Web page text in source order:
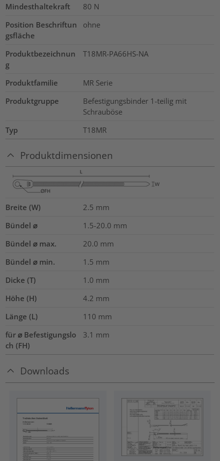
Mindesthaltekraft
80 N
Position Beschriftun
gsfläche
ohne
Produktbezeichnun
g
T18MR-PA66HS-NA
Produktfamilie
MR Serie
Produktgruppe
Befestigungsbinder 1-teilig mit
Schrauböse
Typ
T18MR
Produktdimensionen
Breite (W) 2.5 mm
Bündel ⌀
1.5-20.0 mm
Bündel ⌀ max.
20.0 mm
Bündel ⌀ min.
1.5 mm
Dicke (T)
1.0 mm
Höhe (H)
4.2 mm
Länge (L)
110 mm
für ⌀ Befestigungslo
ch (FH)
3.1 mm
Downloads